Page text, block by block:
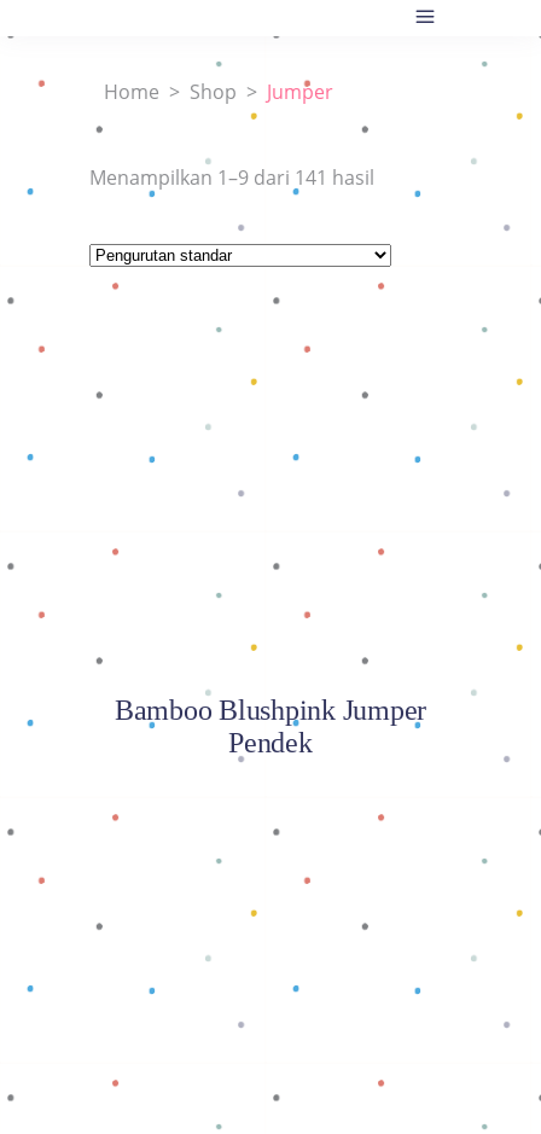
Home > Shop > Jumper
Menampilkan 1–9 dari 141 hasil
Baca selengkapnya
Bamboo Blushpink Jumper
Pendek
Baca selengkapnya